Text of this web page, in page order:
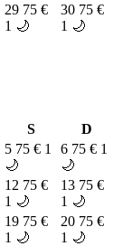
29 75 €
1 🌙
30 75 €
1 🌙
S
D
5 75 € 1
🌙
6 75 € 1
🌙
12 75 €
1 🌙
13 75 €
1 🌙
19 75 €
1 🌙
20 75 €
1 🌙